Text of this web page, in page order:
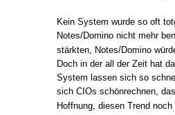
Kein System wurde so oft
Notes/Domino nicht mehr
stärkten, Notes/Domino
Doch in der all der Zeit hat
System lassen sich so
sich CIOs schönrechnen,
Hoffnung, diesen Trend